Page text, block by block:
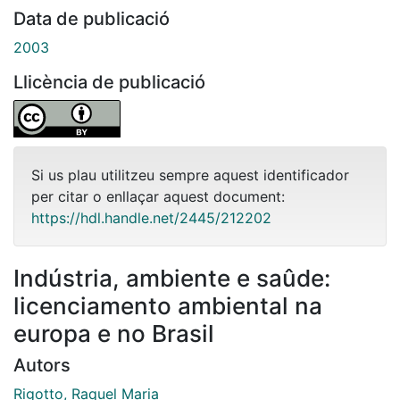
Data de publicació
2003
Llicència de publicació
Si us plau utilitzeu sempre aquest identificador
per citar o enllaçar aquest document:
https://hdl.handle.net/2445/212202
Indústria, ambiente e saûde:
licenciamento ambiental na
europa e no Brasil
Autors
Rigotto, Raquel Maria